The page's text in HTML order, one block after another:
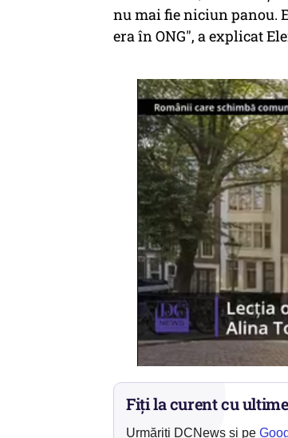
nu mai fie niciun panou.
era în ONG", a explicat
Fiți la curent cu
Urmăriți DCNews și pe